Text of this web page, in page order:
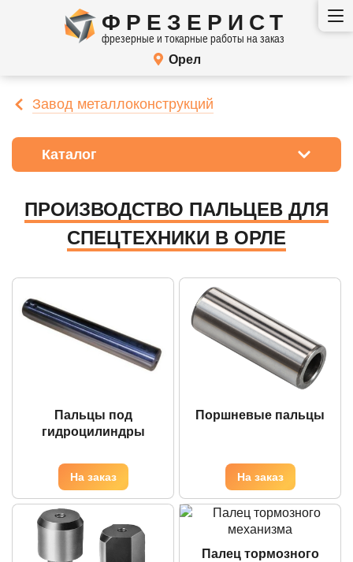
ФРЕЗЕРИСТ
фрезерные и токарные работы на заказ
Орел
Завод металлоконструкций
Каталог
ПРОИЗВОДСТВО ПАЛЬЦЕВ ДЛЯ
СПЕЦТЕХНИКИ В ОРЛЕ
Пальцы под
гидроцилиндры
Поршневые пальцы
Палец тормозного